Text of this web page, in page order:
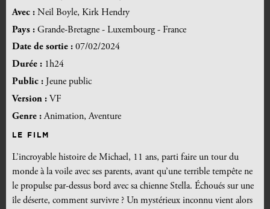
Avec : Neil Boyle, Kirk Hendry
Pays : Grande-Bretagne - Luxembourg - France
Date de sortie : 07/02/2024
Durée : 1h24
Public : Jeune public
Version : VF
Genre :Animation, Aventure
LE FILM
L’incroyable histoire de Michael, 11 ans, parti faire un tour du
monde à la voile avec ses parents, avant qu’une terrible tempête ne
le propulse par-dessus bord avec sa chienne Stella. Échoués sur une
île déserte, comment survivre ? Un mystérieux inconnu vient alors